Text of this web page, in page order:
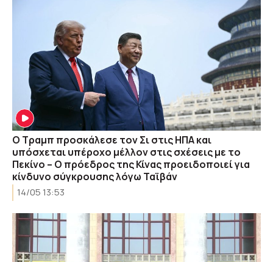
Ο Τραμπ προσκάλεσε τον Σι στις ΗΠΑ και
υπόσχεται υπέροχο μέλλον στις σχέσεις με το
Πεκίνο – Ο πρόεδρος της Κίνας προειδοποιεί για
κίνδυνο σύγκρουσης λόγω Ταϊβάν
14/05 13:53